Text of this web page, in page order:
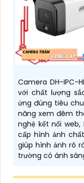
Camera DH-IPC-
với chất lượng
ứng đúng tiêu
năng xem đêm
nghệ kết nối
cấp hình ảnh
giúp hình ảnh rõ
trường có ánh